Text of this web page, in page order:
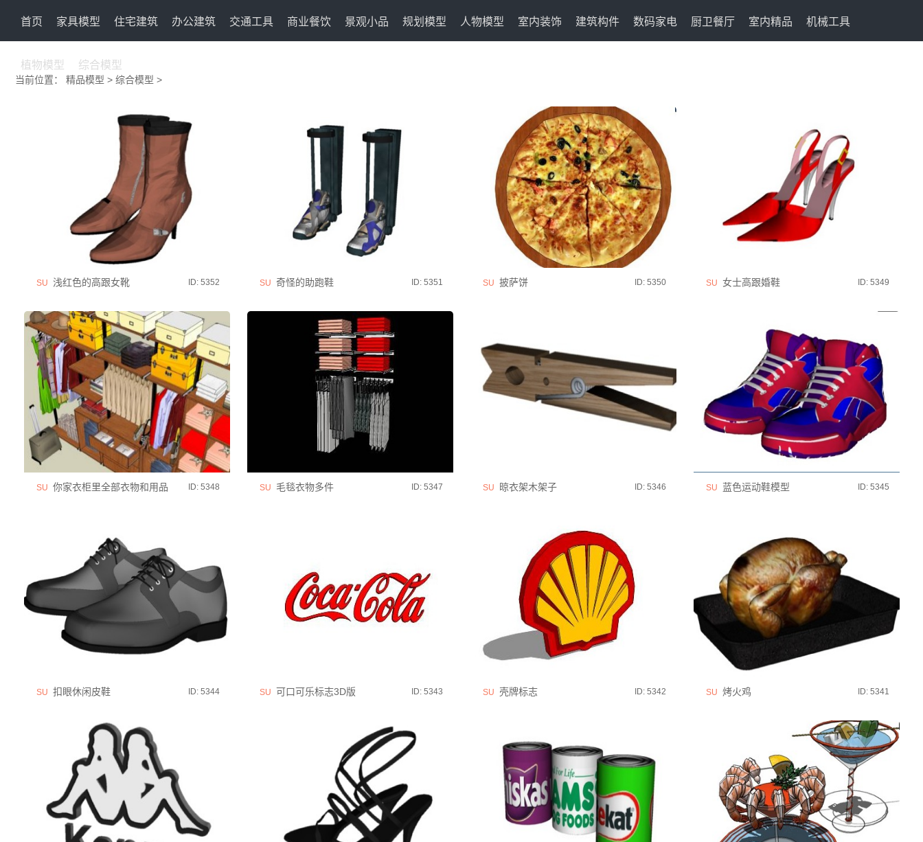
首页 家具模型 住宅建筑 办公建筑 交通工具 商业餐饮 景观小品 规划模型 人物模型 室内装饰 建筑构件 数码家电 厨卫餐厅 室内精品 机械工具
植物模型 综合模型
当前位置： 精品模型 > 综合模型 >
SU 浅红色的高跟女靴 ID: 5352 SU 奇怪的助跑鞋 ID: 5351 SU 披萨饼 ID: 5350 SU 女士高跟婚鞋 ID: 5349
SU 你家衣柜里全部衣物和用品 ID: 5348 SU 毛毯衣物多件 ID: 5347 SU 晾衣架木架子 ID: 5346 SU 蓝色运动鞋模型 ID: 5345
SU 扣眼休闲皮鞋 ID: 5344 SU 可口可乐标志3D版 ID: 5343 SU 壳牌标志 ID: 5342 SU 烤火鸡 ID: 5341